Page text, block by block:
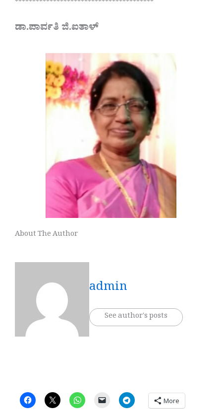
****************************************
ಡಾ.ಪಾರ್ವತಿ ಜಿ.ಐತಾಳ್
About The Author
admin
See author's posts
More